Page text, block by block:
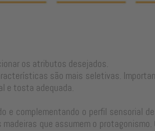
os atributos desejados.
são mais seletivas.
e tosta adequada.
e complementando o perfil sensorial
que assumem o